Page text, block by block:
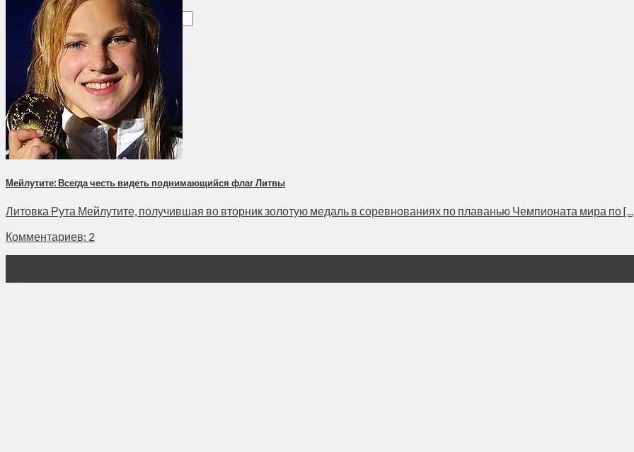
Мейлутите: Всегда честь видеть поднимающийся флаг Литвы
Литовка Рута Мейлутите, получившая во вторник золотую медаль в соревнованиях по плаванью Чемпионата мира по
Комментариев: 2